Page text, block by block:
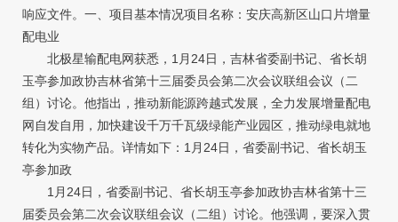
响应文件。一、项目基本情况项目名称：安庆高新区山口片增量
配电业
北极星输配电网获悉，1月24日，吉林省委副书记、省长胡
玉亭参加政协吉林省第十三届委员会第二次会议联组会议（二
组）讨论。他指出，推动新能源跨越式发展，全力发展增量配电
网自发自用，加快建设千万千瓦级绿能产业园区，推动绿电就地
转化为实物产品。详情如下：1月24日，省委副书记、省长胡玉
亭参加政
1月24日，省委副书记、省长胡玉亭参加政协吉林省第十三
届委员会第二次会议联组会议（二组）讨论。他强调，要深入贯